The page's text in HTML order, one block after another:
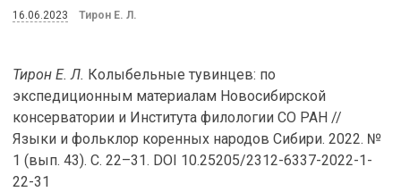
16.06.2023 Тирон Е. Л.
Тирон Е. Л. Колыбельные тувинцев: по
экспедиционным материалам Новосибирской
консерватории и Института филологии СО РАН //
Языки и фольклор коренных народов Сибири. 2022. №
1 (вып. 43). С. 22–31. DOI 10.25205/2312-6337-2022-1-
22-31